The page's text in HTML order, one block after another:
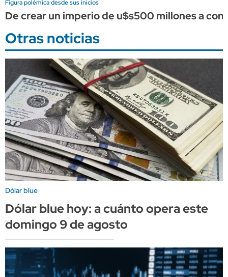
Figura polémica desde sus inicios
De crear un imperio de u$s500 millones a
Otras noticias
Dólar blue
Dólar blue hoy: a cuánto opera este
domingo 9 de agosto